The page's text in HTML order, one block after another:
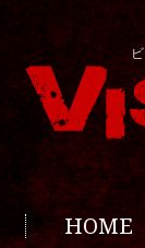
HOME